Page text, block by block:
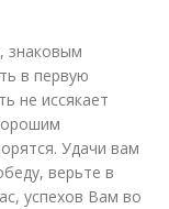
знаковым
в первую
не иссякает
Удачи вам
верьте в
успехов Вам во